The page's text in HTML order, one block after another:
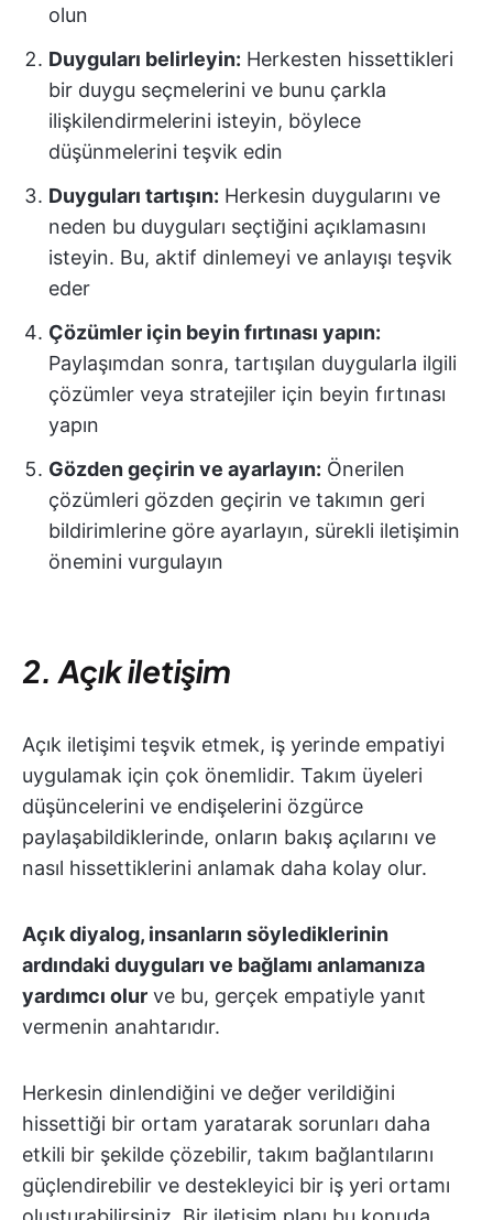
olun
Duyguları belirleyin: Herkesten hissettikleri
bir duygu seçmelerini ve bunu çarkla
ilişkilendirmelerini isteyin, böylece
düşünmelerini teşvik edin
Duyguları tartışın: Herkesin duygularını ve
neden bu duyguları seçtiğini açıklamasını
isteyin. Bu, aktif dinlemeyi ve anlayışı teşvik
eder
Çözümler için beyin fırtınası yapın:
Paylaşımdan sonra, tartışılan duygularla ilgili
çözümler veya stratejiler için beyin fırtınası
yapın
Gözden geçirin ve ayarlayın: Önerilen
çözümleri gözden geçirin ve takımın geri
bildirimlerine göre ayarlayın, sürekli iletişimin
önemini vurgulayın
2. Açık iletişim
Açık iletişimi teşvik etmek, iş yerinde empatiyi
uygulamak için çok önemlidir. Takım üyeleri
düşüncelerini ve endişelerini özgürce
paylaşabildiklerinde, onların bakış açılarını ve
nasıl hissettiklerini anlamak daha kolay olur.
Açık diyalog, insanların söylediklerinin
ardındaki duyguları ve bağlamı anlamanıza
yardımcı olur ve bu, gerçek empatiyle yanıt
vermenin anahtarıdır.
Herkesin dinlendiğini ve değer verildiğini
hissettiği bir ortam yaratarak sorunları daha
etkili bir şekilde çözebilir, takım bağlantılarını
güçlendirebilir ve destekleyici bir iş yeri ortamı